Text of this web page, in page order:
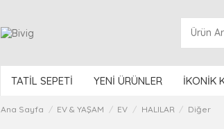
TATİL SEPETİ YENİ ÜRÜNLER İKONİK
Ana Sayfa EV & YAŞAM EV HALILAR Diğer